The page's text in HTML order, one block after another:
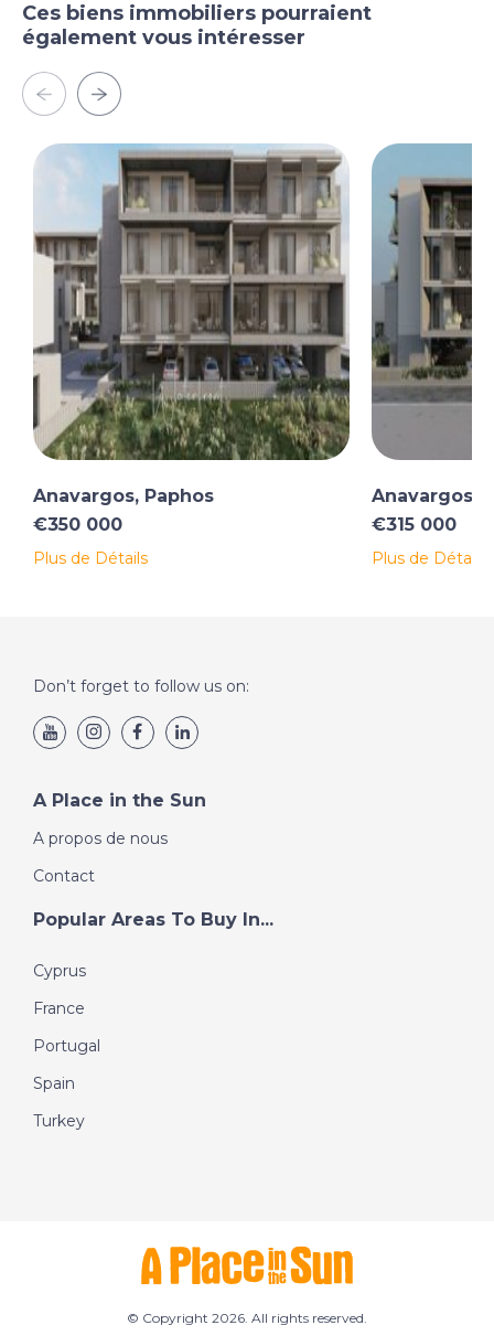
Ces biens immobiliers pourraient
également vous intéresser
Anavargos, Paphos
€350 000
Plus de Détails
Anavargos,
€315 000
Plus de Détails
Don’t forget to follow us on:
A Place in the Sun
A propos de nous
Contact
Popular Areas To Buy In...
Cyprus
France
Portugal
Spain
Turkey
© Copyright 2026. All rights reserved.